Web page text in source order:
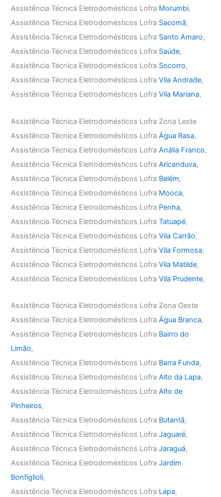
Assistência Técnica Eletrodomésticos Lofra Morumbi,
Assistência Técnica Eletrodomésticos Lofra Sacomã,
Assistência Técnica Eletrodomésticos Lofra Santo Amaro,
Assistência Técnica Eletrodomésticos Lofra Saúde,
Assistência Técnica Eletrodomésticos Lofra Socorro,
Assistência Técnica Eletrodomésticos LofraVila Andrade,
Assistência Técnica Eletrodomésticos LofraVila Mariana,
Assistência Técnica Eletrodomésticos Lofra Zona Leste
Assistência Técnica Eletrodomésticos LofraÁgua Rasa,
Assistência Técnica Eletrodomésticos LofraAnália Franco,
Assistência Técnica Eletrodomésticos LofraAricanduva,
Assistência Técnica Eletrodomésticos Lofra Belém,
Assistência Técnica Eletrodomésticos Lofra Mooca,
Assistência Técnica Eletrodomésticos Lofra Penha,
Assistência Técnica Eletrodomésticos LofraTatuapé,
Assistência Técnica Eletrodomésticos LofraVila Carrão,
Assistência Técnica Eletrodomésticos LofraVila Formosa,
Assistência Técnica Eletrodomésticos LofraVila Matilde,
Assistência Técnica Eletrodomésticos LofraVila Prudente,
Assistência Técnica Eletrodomésticos Lofra Zona Oeste
Assistência Técnica Eletrodomésticos LofraÁgua Branca,
Assistência Técnica Eletrodomésticos Lofra Bairro do
Limão,
Assistência Técnica Eletrodomésticos Lofra Barra Funda,
Assistência Técnica Eletrodomésticos LofraAlto da Lapa,
Assistência Técnica Eletrodomésticos LofraAlto de
Pinheiros,
Assistência Técnica Eletrodomésticos Lofra Butantã,
Assistência Técnica Eletrodomésticos LofraJaguaré,
Assistência Técnica Eletrodomésticos LofraJaraguá,
Assistência Técnica Eletrodomésticos LofraJardim
Bonfiglioli,
Assistência Técnica Eletrodomésticos Lofra Lapa,